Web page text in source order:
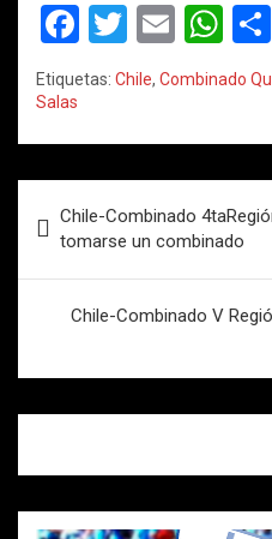
F
a
ce
b
o
o
k
T
wi
tt
er
E
m
ail
W
h
at
s
A
p
p
Etiquetas: Chile, Combinado
Salas
de
entradas
Chile-Combinado
tomarse un combinado
Chile-Combinado V